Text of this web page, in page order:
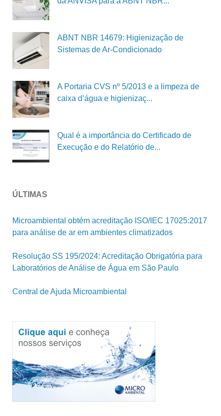
ABNT NBR 14679: Higienização de
Sistemas de Ar-Condicionado
A Portaria CVS nº 5/2013 e a limpeza de
caixa d’água e higienizaç...
Qual é a importância do Certificado de
Execução e do Relatório de...
ÚLTIMAS
Microambiental obtém acreditação ISO/IEC 17025:2017
para análise de ar em ambientes climatizados
Resolução SS 195/2024: Acreditação Obrigatória para
Laboratórios de Análise de Água em São Paulo
Central de Ajuda Microambiental